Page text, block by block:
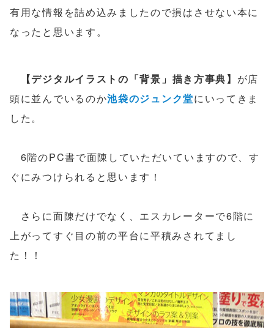
有用な情報を詰め込みましたので損はさせない本に
なったと思います。
【デジタルイラストの「背景」描き方事典】 が店
頭に並んでいるのか池袋のジュンク堂にいってきま
した。
6階のPC書で面陳していただいていますので、す
ぐにみつけられると思います！
さらに面陳だけでなく、エスカレーターで6階に
上がってすぐ目の前の平台に平積みされてまし
た！！